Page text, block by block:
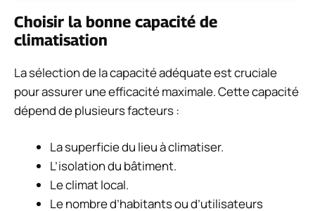
Choisir la bonne capacité de
climatisation
La sélection de la capacité adéquate est cruciale
pour assurer une efficacité maximale. Cette capacité
dépend de plusieurs facteurs :
La superficie du lieu à climatiser.
L’isolation du bâtiment.
Le climat local.
Le nombre d’habitants ou d’utilisateurs